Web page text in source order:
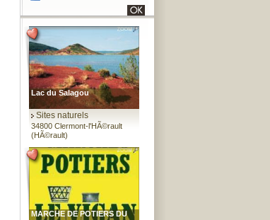
Lac du Salagou
Sites naturels
34800 Clermont-l'HÃ©rault
(HÃ©rault)
MARCHE DE POTIERS DU